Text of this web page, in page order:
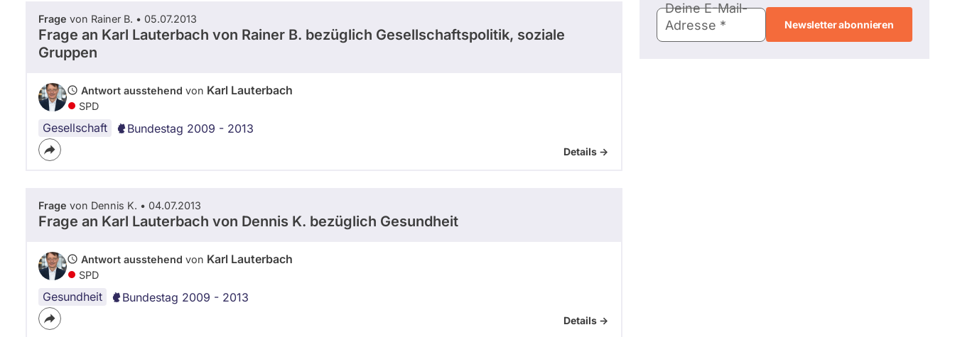
Frage von Rainer B. • 05.07.2013
Frage an Karl Lauterbach von Rainer B. bezüglich Gesellschaftspolitik, soziale
Gruppen
Antwort ausstehend von Karl Lauterbach
SPD
Gesellschaft Bundestag 2009 - 2013
Details ->
Frage von Dennis K. • 04.07.2013
Frage an Karl Lauterbach von Dennis K. bezüglich Gesundheit
Antwort ausstehend von Karl Lauterbach
SPD
Gesundheit Bundestag 2009 - 2013
Details ->
Mail-
Adresse
Deine E-Mail-
Adresse